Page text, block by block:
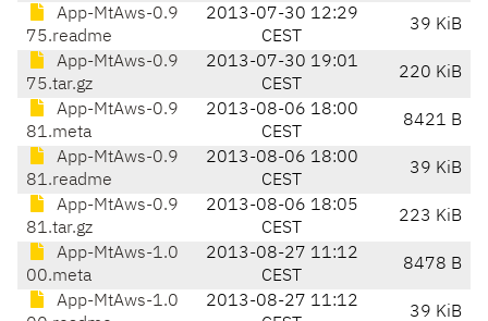
App-MtAws-0.9
75.readme
2013-07-30 12:29
CEST
39 KiB
App-MtAws-0.9
75.tar.gz
2013-07-30 19:01
CEST
220 KiB
App-MtAws-0.9
81.meta
2013-08-06 18:00
CEST
8421 B
App-MtAws-0.9
81.readme
2013-08-06 18:00
CEST
39 KiB
App-MtAws-0.9
81.tar.gz
2013-08-06 18:05
CEST
223 KiB
App-MtAws-1.0
00.meta
2013-08-27 11:12
CEST
8478 B
App-MtAws-1.0
2013-08-27 11:12
39 KiB